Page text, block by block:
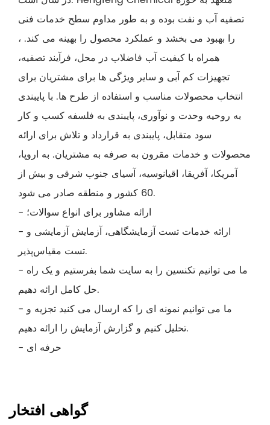
دلیل دوز کم، اثر خوب و هزینه کم، به ویژه هنگامی که با لخته
ساز معدنی ترکیب شود، به یک لخته ساز کارآمد برای کارهای
آبی در رودخانه یانگ تسه، رودخانه زرد و سایر حوضه ها تبدیل
می شود.
تصفیه آب و نفت بوده و به طور مداوم سطح خدمات فنی
را بهبود می بخشد و عملکرد محصول را بهینه می کند. ،
همراه با کیفیت آب فاضلاب در محل، فرآیند تصفیه،
تجهیزات کم آبی و سایر ویژگی ها برای مشتریان برای
انتخاب محصولات مناسب و استفاده از طرح ها. با پایبندی
به روحیه وحدت و نوآوری، پایبندی به فلسفه کسب و کار
سود متقابل، پایبندی به قرارداد و تلاش برای ارائه
محصولات و خدمات مقرون به صرفه به مشتریان. به اروپا،
آمریکا، آفریقا، اقیانوسیه، آسیای جنوب شرقی و بیش از
60 کشور و منطقه صادر می شود.
- ارائه مشاور برای انواع سوالات؛
- ارائه خدمات تست آزمایشگاهی، آزمایش آزمایشی و
تست مقیاس‌پذیر.
- ما می توانیم تکنسین را به سایت شما بفرستیم و یک راه
حل کامل ارائه دهیم.
- ما می توانیم نمونه ای را که ارسال می کنید تجزیه و
تحلیل کنیم و گزارش آزمایش را ارائه دهیم.
- حرفه ای
گواهی افتخار